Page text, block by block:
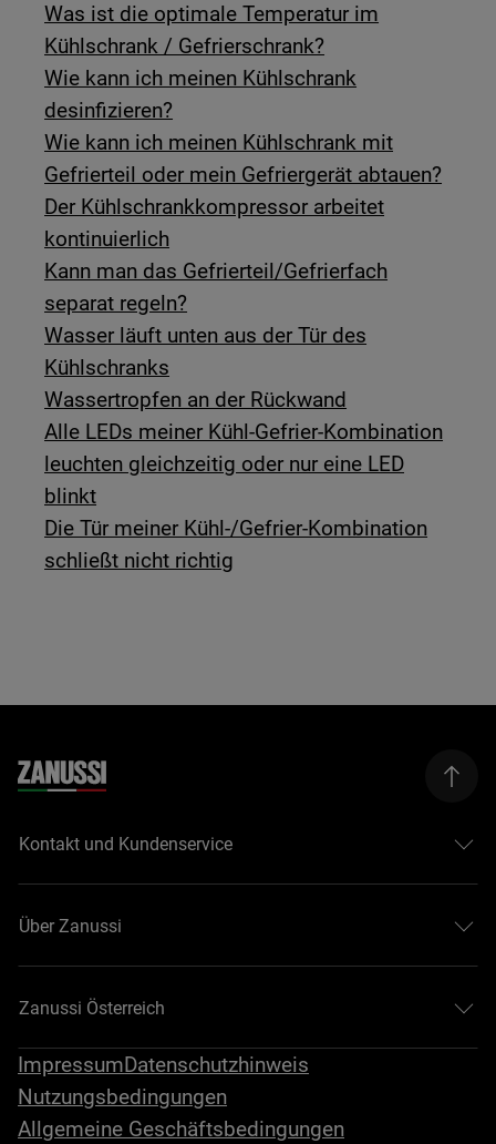
Was ist die optimale Temperatur im
Kühlschrank / Gefrierschrank?
Wie kann ich meinen Kühlschrank
desinfizieren?
Wie kann ich meinen Kühlschrank mit
Gefrierteil oder mein Gefriergerät abtauen?
Der Kühlschrankkompressor arbeitet
kontinuierlich
Kann man das Gefrierteil/Gefrierfach
separat regeln?
Wasser läuft unten aus der Tür des
Kühlschranks
Wassertropfen an der Rückwand
Alle LEDs meiner Kühl-Gefrier-Kombination
leuchten gleichzeitig oder nur eine LED
blinkt
Die Tür meiner Kühl-/Gefrier-Kombination
schließt nicht richtig
Kontakt und Kundenservice
Über Zanussi
Zanussi Österreich
ImpressumDatenschutzhinweis
Nutzungsbedingungen
Allgemeine Geschäftsbedingungen